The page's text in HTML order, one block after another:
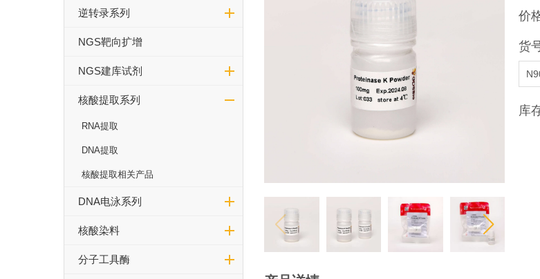
逆转录系列
NGS靶向扩增
NGS建库试剂
核酸提取系列
RNA提取
DNA提取
核酸提取相关产品
DNA电泳系列
核酸染料
分子工具酶
价
货
库